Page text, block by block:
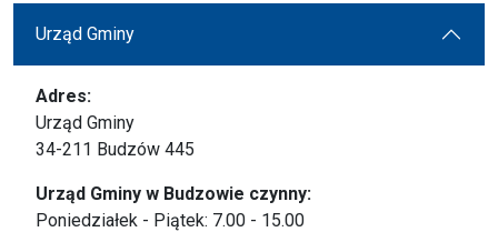
Urząd Gminy
Adres:
Urząd Gminy
34-211 Budzów 445
Urząd Gminy w Budzowie czynny:
Poniedziałek - Piątek: 7.00 - 15.00